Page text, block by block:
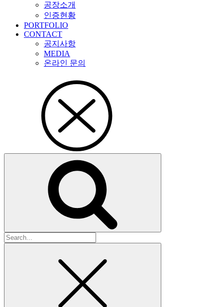
공장소개
인증현황
PORTFOLIO
CONTACT
공지사항
MEDIA
온라인 문의
검
색: